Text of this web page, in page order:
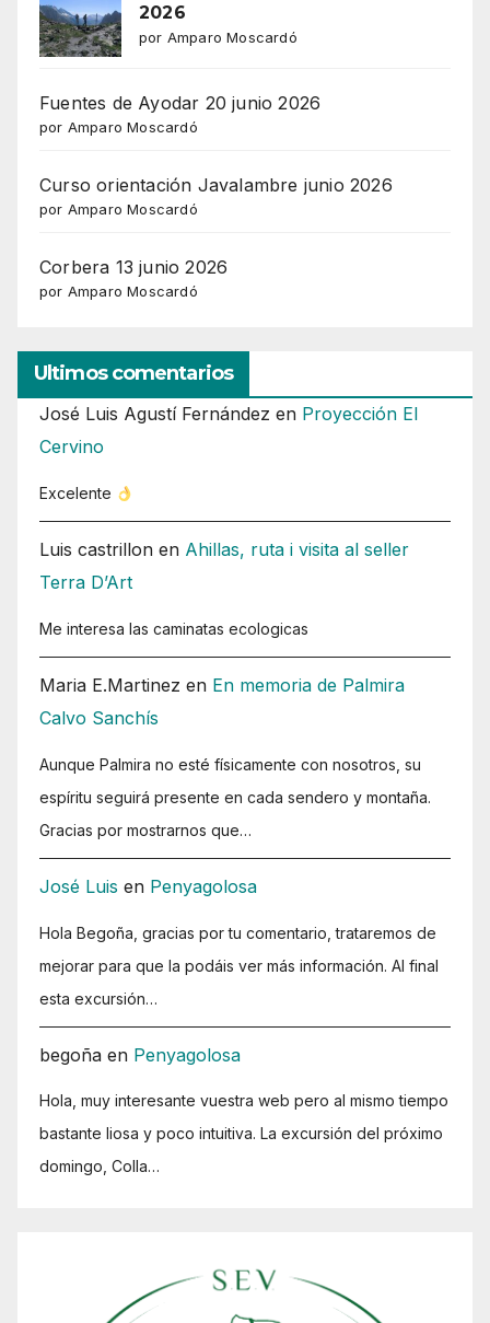
2026
por Amparo Moscardó
Fuentes de Ayodar 20 junio 2026
por Amparo Moscardó
Curso orientación Javalambre junio 2026
por Amparo Moscardó
Corbera 13 junio 2026
por Amparo Moscardó
Ultimos comentarios
José Luis Agustí Fernández en Proyección El
Cervino
Excelente
Luis castrillon en Ahillas, ruta i visita al seller
Terra D’Art
Me interesa las caminatas ecologicas
Maria E.Martinez en En memoria de Palmira
Calvo Sanchís
Aunque Palmira no esté físicamente con nosotros, su
espíritu seguirá presente en cada sendero y montaña.
Gracias por mostrarnos que…
José Luis en Penyagolosa
Hola Begoña, gracias por tu comentario, trataremos de
mejorar para que la podáis ver más información. Al final
esta excursión…
begoña en Penyagolosa
Hola, muy interesante vuestra web pero al mismo tiempo
bastante liosa y poco intuitiva. La excursión del próximo
domingo, Colla…